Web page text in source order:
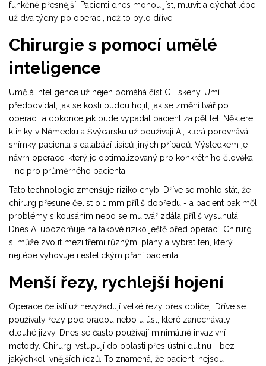
funkčně přesnější. Pacienti dnes mohou jíst, mluvit a dýchat lépe
už dva týdny po operaci, než to bylo dříve.
Chirurgie s pomocí umělé
inteligence
Umělá inteligence už nejen pomáhá číst CT skeny. Umí
předpovídat, jak se kosti budou hojit, jak se změní tvář po
operaci, a dokonce jak bude vypadat pacient za pět let. Některé
kliniky v Německu a Švýcarsku už používají AI, která porovnává
snímky pacienta s databází tisíců jiných případů. Výsledkem je
návrh operace, který je optimalizovaný pro konkrétního člověka
- ne pro průměrného pacienta.
Tato technologie zmenšuje riziko chyb. Dříve se mohlo stát, že
chirurg přesune čelist o 1 mm příliš dopředu - a pacient pak měl
problémy s kousáním nebo se mu tvář zdála příliš vysunutá.
Dnes AI upozorňuje na takové riziko ještě před operací. Chirurg
si může zvolit mezi třemi různými plány a vybrat ten, který
nejlépe vyhovuje i estetickým přání pacienta.
Menší řezy, rychlejší hojení
Operace čelistí už nevyžadují velké řezy přes obličej. Dříve se
používaly řezy pod bradou nebo u úst, které zanechávaly
dlouhé jizvy. Dnes se často používají minimálně invazivní
metody. Chirurgi vstupují do oblasti přes ústní dutinu - bez
jakýchkoli vnějších řezů. To znamená, že pacienti nejsou